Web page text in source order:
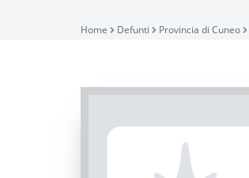
Home Defunti Provincia di Cuneo